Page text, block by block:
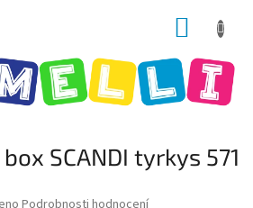
SCANDI tyrkys 571